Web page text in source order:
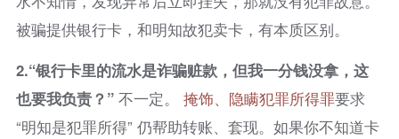
被骗提供银行卡，和明知故犯卖卡，有本质区别。
2.“银行卡里的流水是诈骗赃款，但我一分钱没拿，这
也要我负责？”不一定。 掩饰、隐瞒犯罪所得罪要求
“明知是犯罪所得” 仍帮助转账、套现。如果你不知道卡